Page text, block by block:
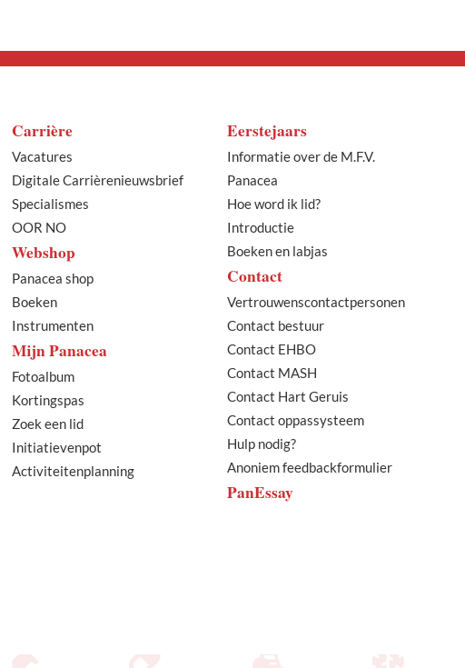
Carrière
Vacatures
Digitale Carrièrenieuwsbrief
Specialismes
OOR NO
Webshop
Panacea shop
Boeken
Instrumenten
Mijn Panacea
Fotoalbum
Kortingspas
Zoek een lid
Initiatievenpot
Activiteitenplanning
Eerstejaars
Informatie over de M.F.V.
Panacea
Hoe word ik lid?
Introductie
Boeken en labjas
Contact
Vertrouwenscontactpersonen
Contact bestuur
Contact EHBO
Contact MASH
Contact Hart Geruis
Contact oppassysteem
Hulp nodig?
Anoniem feedbackformulier
PanEssay